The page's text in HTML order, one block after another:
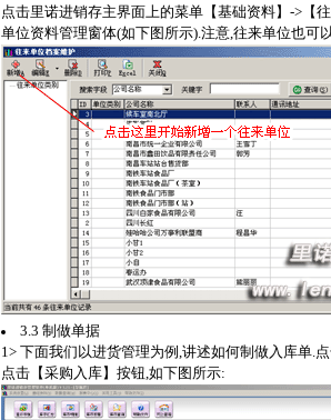
点击里诺进销存主界面上的菜单【基础资料】->【
单位资料管理窗体(如下图所示).注意,往来单位也可
3.3 制做单据
1> 下面我们以进货管理为例,讲述如何制做入库单.
点击【采购入库】按钮,如下图所示: